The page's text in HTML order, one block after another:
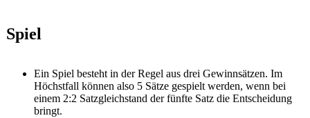
Spiel
Ein Spiel besteht in der Regel aus drei Gewinnsätzen. Im
Höchstfall können also 5 Sätze gespielt werden, wenn bei
einem 2:2 Satzgleichstand der fünfte Satz die Entscheidung
bringt.